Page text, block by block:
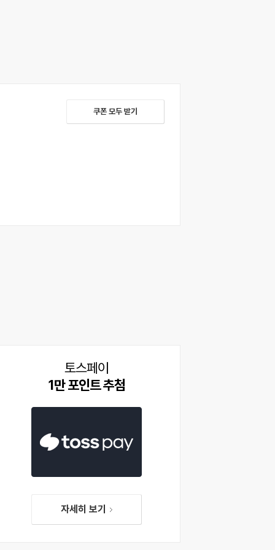
쿠폰 모두 받기
토스페이
1만 포인트 추첨
자세히 보기